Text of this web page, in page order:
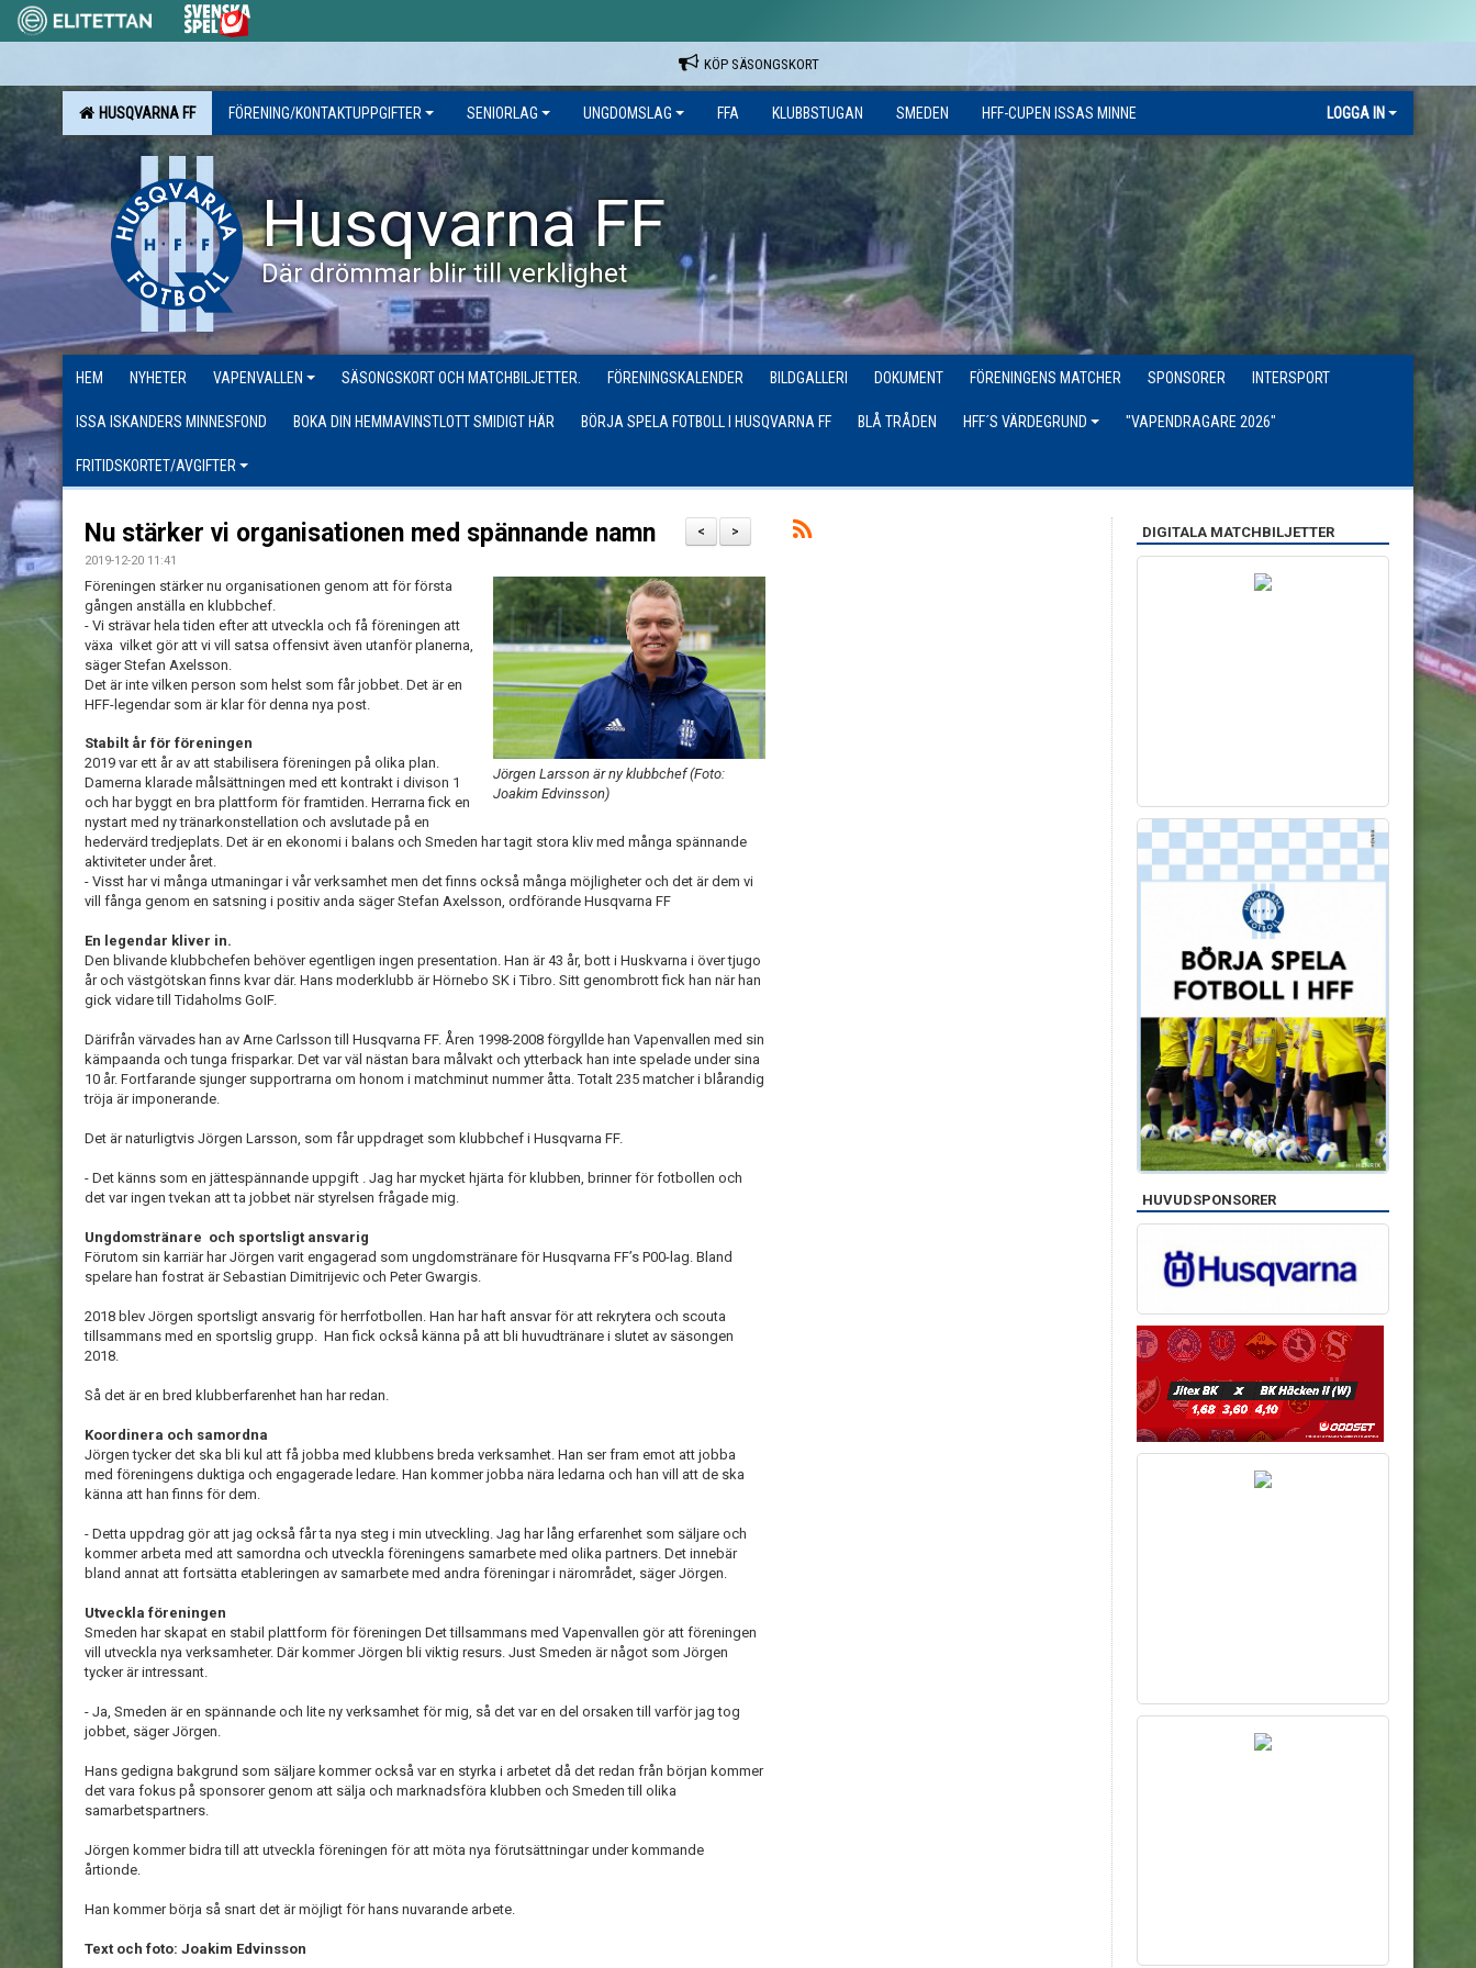
KÖP SÄSONGSKORT
HUSQVARNA FF FÖRENING/KONTAKTUPPGIFTER SENIORLAG UNGDOMSLAG FFA KLUBBSTUGAN SMEDEN HFF-CUPEN ISSAS MINNE LOGGA IN
Husqvarna FF
Där drömmar blir till verklighet
HEM NYHETER VAPENVALLEN SÄSONGSKORT OCH MATCHBILJETTER. FÖRENINGSKALENDER BILDGALLERI DOKUMENT FÖRENINGENS MATCHER SPONSORER INTERSPORT
ISSA ISKANDERS MINNESFOND BOKA DIN HEMMAVINSTLOTT SMIDIGT HÄR BÖRJA SPELA FOTBOLL I HUSQVARNA FF BLÅ TRÅDEN HFF´S VÄRDEGRUND "VAPENDRAGARE 2026"
FRITIDSKORTET/AVGIFTER
>
<
Nu stärker vi organisationen med spännande namn
2019-12-20 11:41
Jörgen Larsson är ny klubbchef (Foto:
Joakim Edvinsson)
Föreningen stärker nu organisationen genom att för första
gången anställa en klubbchef.
- Vi strävar hela tiden efter att utveckla och få föreningen att
växa vilket gör att vi vill satsa offensivt även utanför planerna,
säger Stefan Axelsson.
Det är inte vilken person som helst som får jobbet. Det är en
HFF-legendar som är klar för denna nya post.
Stabilt år för föreningen
2019 var ett år av att stabilisera föreningen på olika plan.
Damerna klarade målsättningen med ett kontrakt i divison 1
och har byggt en bra plattform för framtiden. Herrarna fick en
nystart med ny tränarkonstellation och avslutade på en
hedervärd tredjeplats. Det är en ekonomi i balans och Smeden har tagit stora kliv med många spännande
aktiviteter under året.
- Visst har vi många utmaningar i vår verksamhet men det finns också många möjligheter och det är dem vi
vill fånga genom en satsning i positiv anda säger Stefan Axelsson, ordförande Husqvarna FF
En legendar kliver in.
Den blivande klubbchefen behöver egentligen ingen presentation. Han är 43 år, bott i Huskvarna i över tjugo
år och västgötskan finns kvar där. Hans moderklubb är Hörnebo SK i Tibro. Sitt genombrott fick han när han
gick vidare till Tidaholms GoIF.
Därifrån värvades han av Arne Carlsson till Husqvarna FF. Åren 1998-2008 förgyllde han Vapenvallen med sin
kämpaanda och tunga frisparkar. Det var väl nästan bara målvakt och ytterback han inte spelade under sina
10 år. Fortfarande sjunger supportrarna om honom i matchminut nummer åtta. Totalt 235 matcher i blårandig
tröja är imponerande.
Det är naturligtvis Jörgen Larsson, som får uppdraget som klubbchef i Husqvarna FF.
- Det känns som en jättespännande uppgift . Jag har mycket hjärta för klubben, brinner för fotbollen och
det var ingen tvekan att ta jobbet när styrelsen frågade mig.
Ungdomstränare och sportsligt ansvarig
Förutom sin karriär har Jörgen varit engagerad som ungdomstränare för Husqvarna FF’s P00-lag. Bland
spelare han fostrat är Sebastian Dimitrijevic och Peter Gwargis.
2018 blev Jörgen sportsligt ansvarig för herrfotbollen. Han har haft ansvar för att rekrytera och scouta
tillsammans med en sportslig grupp. Han fick också känna på att bli huvudtränare i slutet av säsongen
2018.
Så det är en bred klubberfarenhet han har redan.
Koordinera och samordna
Jörgen tycker det ska bli kul att få jobba med klubbens breda verksamhet. Han ser fram emot att jobba
med föreningens duktiga och engagerade ledare. Han kommer jobba nära ledarna och han vill att de ska
känna att han finns för dem.
- Detta uppdrag gör att jag också får ta nya steg i min utveckling. Jag har lång erfarenhet som säljare och
kommer arbeta med att samordna och utveckla föreningens samarbete med olika partners. Det innebär
bland annat att fortsätta etableringen av samarbete med andra föreningar i närområdet, säger Jörgen.
Utveckla föreningen
Smeden har skapat en stabil plattform för föreningen Det tillsammans med Vapenvallen gör att föreningen
vill utveckla nya verksamheter. Där kommer Jörgen bli viktig resurs. Just Smeden är något som Jörgen
tycker är intressant.
- Ja, Smeden är en spännande och lite ny verksamhet för mig, så det var en del orsaken till varför jag tog
jobbet, säger Jörgen.
Hans gedigna bakgrund som säljare kommer också var en styrka i arbetet då det redan från början kommer
det vara fokus på sponsorer genom att sälja och marknadsföra klubben och Smeden till olika
samarbetspartners.
Jörgen kommer bidra till att utveckla föreningen för att möta nya förutsättningar under kommande
årtionde.
Han kommer börja så snart det är möjligt för hans nuvarande arbete.
Text och foto: Joakim Edvinsson
DIGITALA MATCHBILJETTER
HUVUDSPONSORER